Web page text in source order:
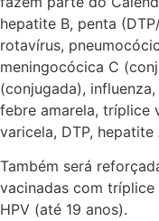
hepatite B, penta
rotavírus,
meningocócica C
(conjugada),
febre amarela, tríplice
varicela, DTP, hepatite
Também será
vacinadas com
HPV (até 19 anos).